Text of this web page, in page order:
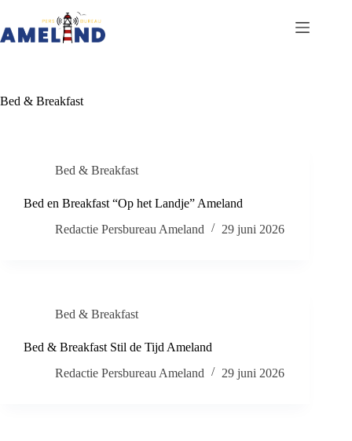
de
Bed & Breakfast
Bed & Breakfast
Bed en Breakfast “Op het Landje” Ameland
Redactie Persbureau Ameland
29 juni 2026
Bed & Breakfast
Bed & Breakfast Stil de Tijd Ameland
Redactie Persbureau Ameland
29 juni 2026